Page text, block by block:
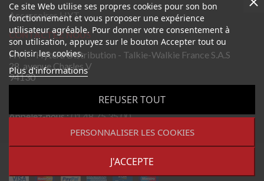
Accessoires HYT
CONTACTEZ NOUS
HYT - Hytera Distribution - Talkie-Walkie France S.A.S
28, avenue Charles V
94130
Nogent-sur-Marne
Appelez-nous :01 48 75 35 00
Envoyez-nous un email:contact@talkie-walkie-france.fr
Ce site Web utilise ses propres cookies pour son bon
fonctionnement et vous proposer une expérience
utilisateur agréable. Pour donner votre consentement à
son utilisation, appuyez sur le bouton Accepter tout ou
Choisir les cookies.
Plus d'informations
REFUSER TOUT
PERSONNALISER LES COOKIES
J'ACCEPTE
Copyright 2023 - Tous droits réservés. Leader national en
Talkie-Walkie France Longue Portée depuis 1995.